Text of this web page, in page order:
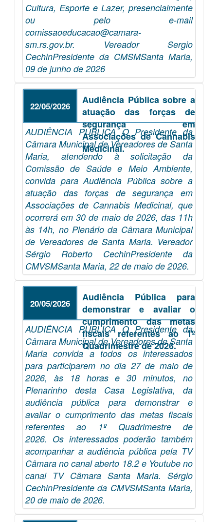
Cultura, Esporte e Lazer, presencialmente
ou pelo e-mail
comissaoeducacao@camara-
sm.rs.gov.br. Vereador Sergio
CechinPresidente da CMSMSanta Maria,
09 de junho de 2026
22/05/2026
Audiência Pública sobre a
atuação das forças de
segurança em
Associações de Cannabis
Medicinal.
AUDIÊNCIA PÚBLICA O Presidente da
Câmara Municipal de Vereadores de Santa
Maria, atendendo à solicitação da
Comissão de Saúde e Meio Ambiente,
convida para Audiência Pública sobre a
atuação das forças de segurança em
Associações de Cannabis Medicinal, que
ocorrerá em 30 de maio de 2026, das 11h
às 14h, no Plenário da Câmara Municipal
de Vereadores de Santa Maria. Vereador
Sérgio Roberto CechinPresidente da
CMVSMSanta Maria, 22 de maio de 2026.
20/05/2026
Audiência Pública para
demonstrar e avaliar o
cumprimento das metas
fiscais referentes ao 1º
Quadrimestre de 2026.
AUDIÊNCIA PÚBLICA O Presidente da
Câmara Municipal de Vereadores de Santa
Maria convida a todos os interessados
para participarem no dia 27 de maio de
2026, às 18 horas e 30 minutos, no
Plenarinho desta Casa Legislativa, da
audiência pública para demonstrar e
avaliar o cumprimento das metas fiscais
referentes ao 1º Quadrimestre de
2026. Os interessados poderão também
acompanhar a audiência pública pela TV
Câmara no canal aberto 18.2 e Youtube no
canal TV Câmara Santa Maria. Sérgio
CechinPresidente da CMVSMSanta Maria,
20 de maio de 2026.